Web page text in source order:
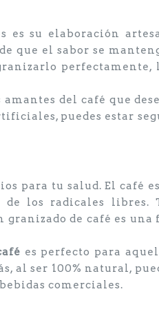
es su elaboración
que el sabor se
perfectamente,
del café que
puedes estar
para tu salud. El café
los radicales libres.
de café es una
es perfecto para
al ser 100% natural,
comerciales.